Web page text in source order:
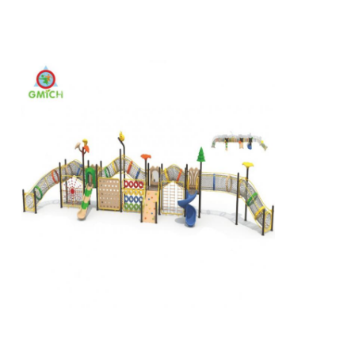
Ausrüstung für Wasserparks
Seilspielplatz
Holzspielplatzgeräte